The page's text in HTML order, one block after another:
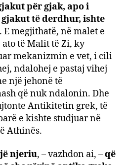
për gjak, apo i
të derdhur, ishte
. E megjithatë, në malet e
të Malit të Zi, ky
mekanizmin e vet, i cili
ndalohej e pastaj vihej
një jehonë të
që nuk ndalonin. Dhe
Antikitetin grek, të
e kishte studjuar në
Athinës.
njeriu, – vazhdon ai, –që